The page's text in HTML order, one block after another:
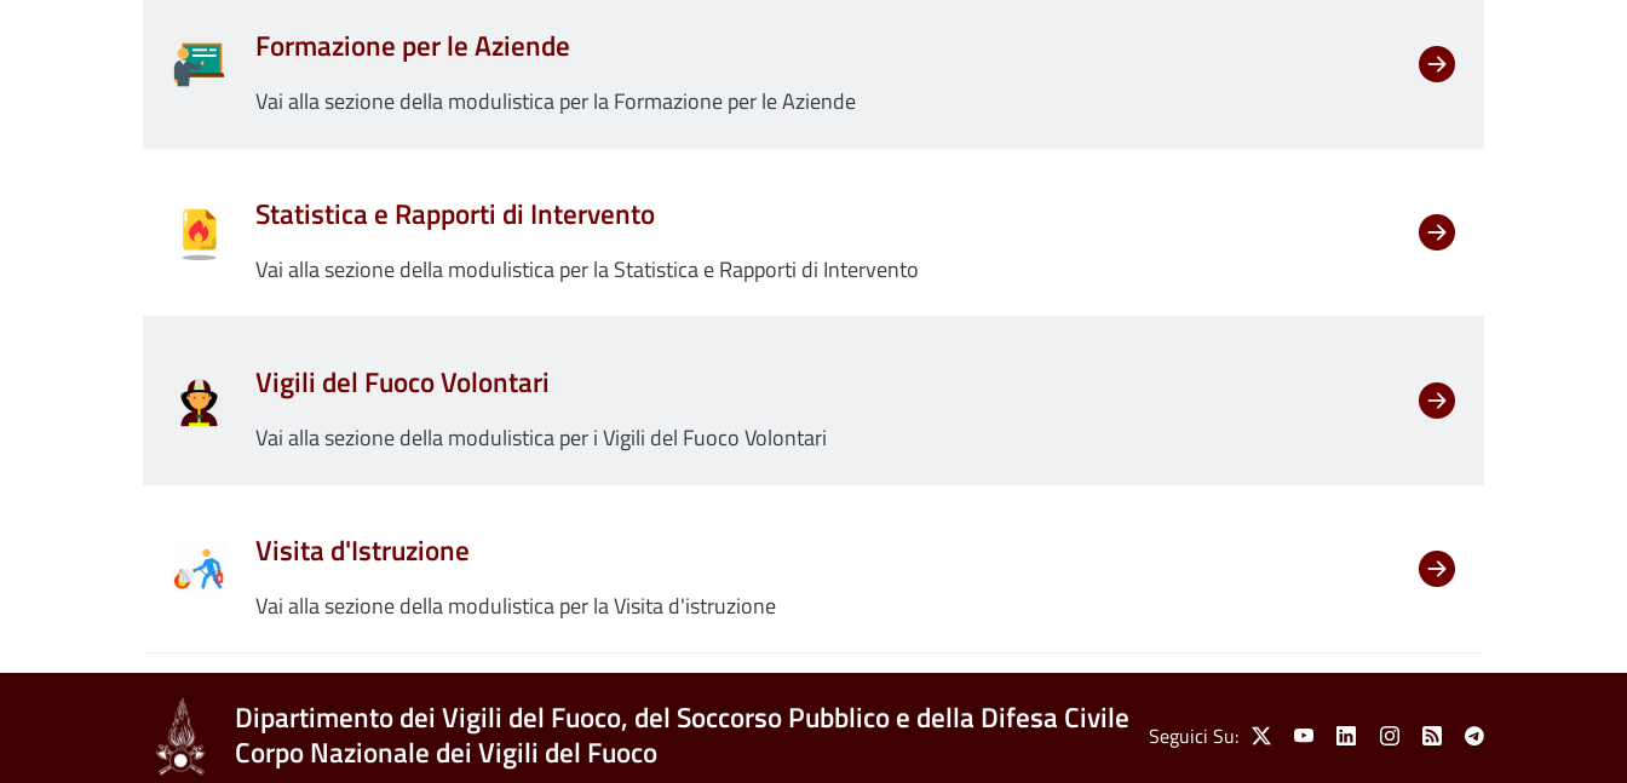
Formazione per le Aziende
Vai alla sezione della modulistica per la Formazione per le Aziende
Statistica e Rapporti di Intervento
Vai alla sezione della modulistica per la Statistica e Rapporti di Intervento
Vigili del Fuoco Volontari
Vai alla sezione della modulistica per i Vigili del Fuoco Volontari
Visita d'Istruzione
Vai alla sezione della modulistica per la Visita d'istruzione
Dipartimento dei Vigili del Fuoco, del Soccorso Pubblico e della Difesa Civile
Corpo Nazionale dei Vigili del Fuoco
Social Menu
Seguici Su: X YoutubeLinkedinInstagram
Feed Telegram